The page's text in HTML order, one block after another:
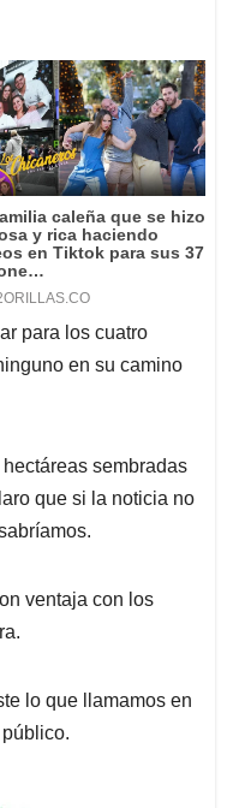
para los cuatro
en su camino
sembradas
que si la noticia no
ventaja con los
lo que llamamos en